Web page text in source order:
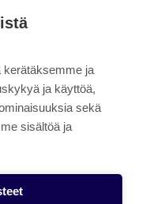
kerätäksemme ja
ja käyttöä,
sekä
sisältöä ja